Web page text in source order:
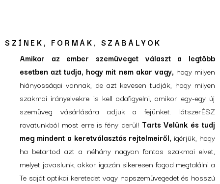
SZÍNEK, FORMÁK, SZABÁLYOK
Amikor az ember szemüveget választ a legtöbb
esetben azt tudja, hogy mit nem akar vagy, hogy milyen
hiányosságai vannak, de azt kevesen tudják, hogy milyen
szakmai irányelvekre is kell odafigyelni, amikor egy-egy új
szemüveg vásárlására adjuk a fejünket. látszerÉSZ
rovatunkból most erre is fény derül! Tarts Velünk és tudj
meg mindent a keretválasztás rejtelmeiről, ígérjük, hogy
ha betartod azt a néhány nagyon fontos szakmai elvet,
melyet javaslunk, akkor igazán sikeresen fogod megtalálni a
Te saját optikai keretedet vagy napszemüvegedet és hosszú